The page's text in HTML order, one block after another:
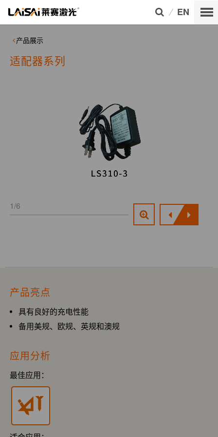
EN
产品展示
适配器系列
1/6
产品亮点
具有良好的充电性能
备用美规、欧规、英规和澳规
应用分析
最佳应用：